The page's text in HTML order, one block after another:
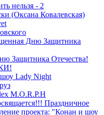
нельзя - 2
(Оксана Ковалевская)
Дню Защитника
Защитника Отечества!
шоу Lady Night
M.O.R.P.H
Праздничное
проекта: "Конан и шоу